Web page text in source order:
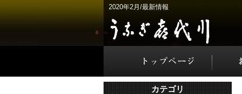
2020年2月/最新情報
カテゴリ